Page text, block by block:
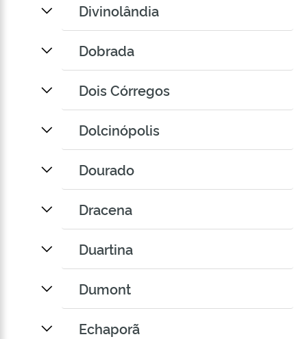
Divinolândia
Dobrada
Dois Córregos
Dolcinópolis
Dourado
Dracena
Duartina
Dumont
Echaporã